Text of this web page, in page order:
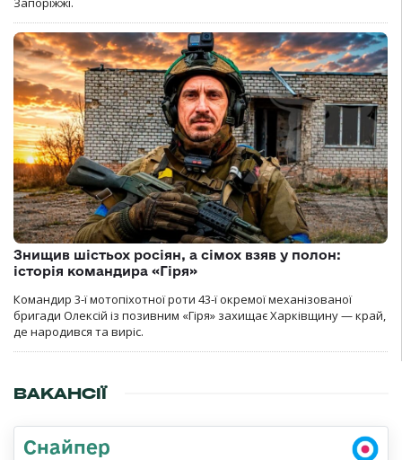
Знищив шістьох росіян, а сімох взяв у полон:
історія командира «Гіря»
Командир 3-ї мотопіхотної роти 43-ї окремої механізованої
бригади Олексій із позивним «Гіря» захищає Харківщину — край,
де народився та виріс.
ВАКАНСІЇ
Снайпер